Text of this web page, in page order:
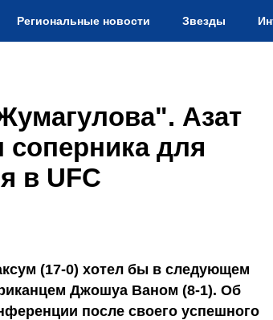
Региональные новости Звезды
Азат
для
в UFC
(17-0) хотел бы в следующем
Джошуа Ваном (8-1). Об
после своего успешного